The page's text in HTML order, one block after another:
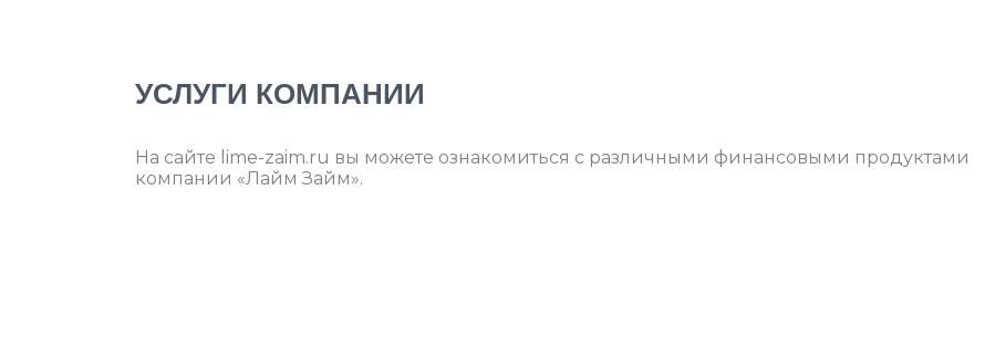
УСЛУГИ КОМПАНИИ
На сайте lime-zaim.ru вы можете ознакомиться с различными финансовыми продуктами
компании «Лайм Займ».